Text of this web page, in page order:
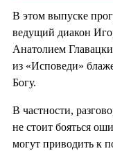
В этом выпуске
ведущий диакон
Анатолием
из «Исповеди»
Богу.
В частности,
не стоит бояться
могут приводить к